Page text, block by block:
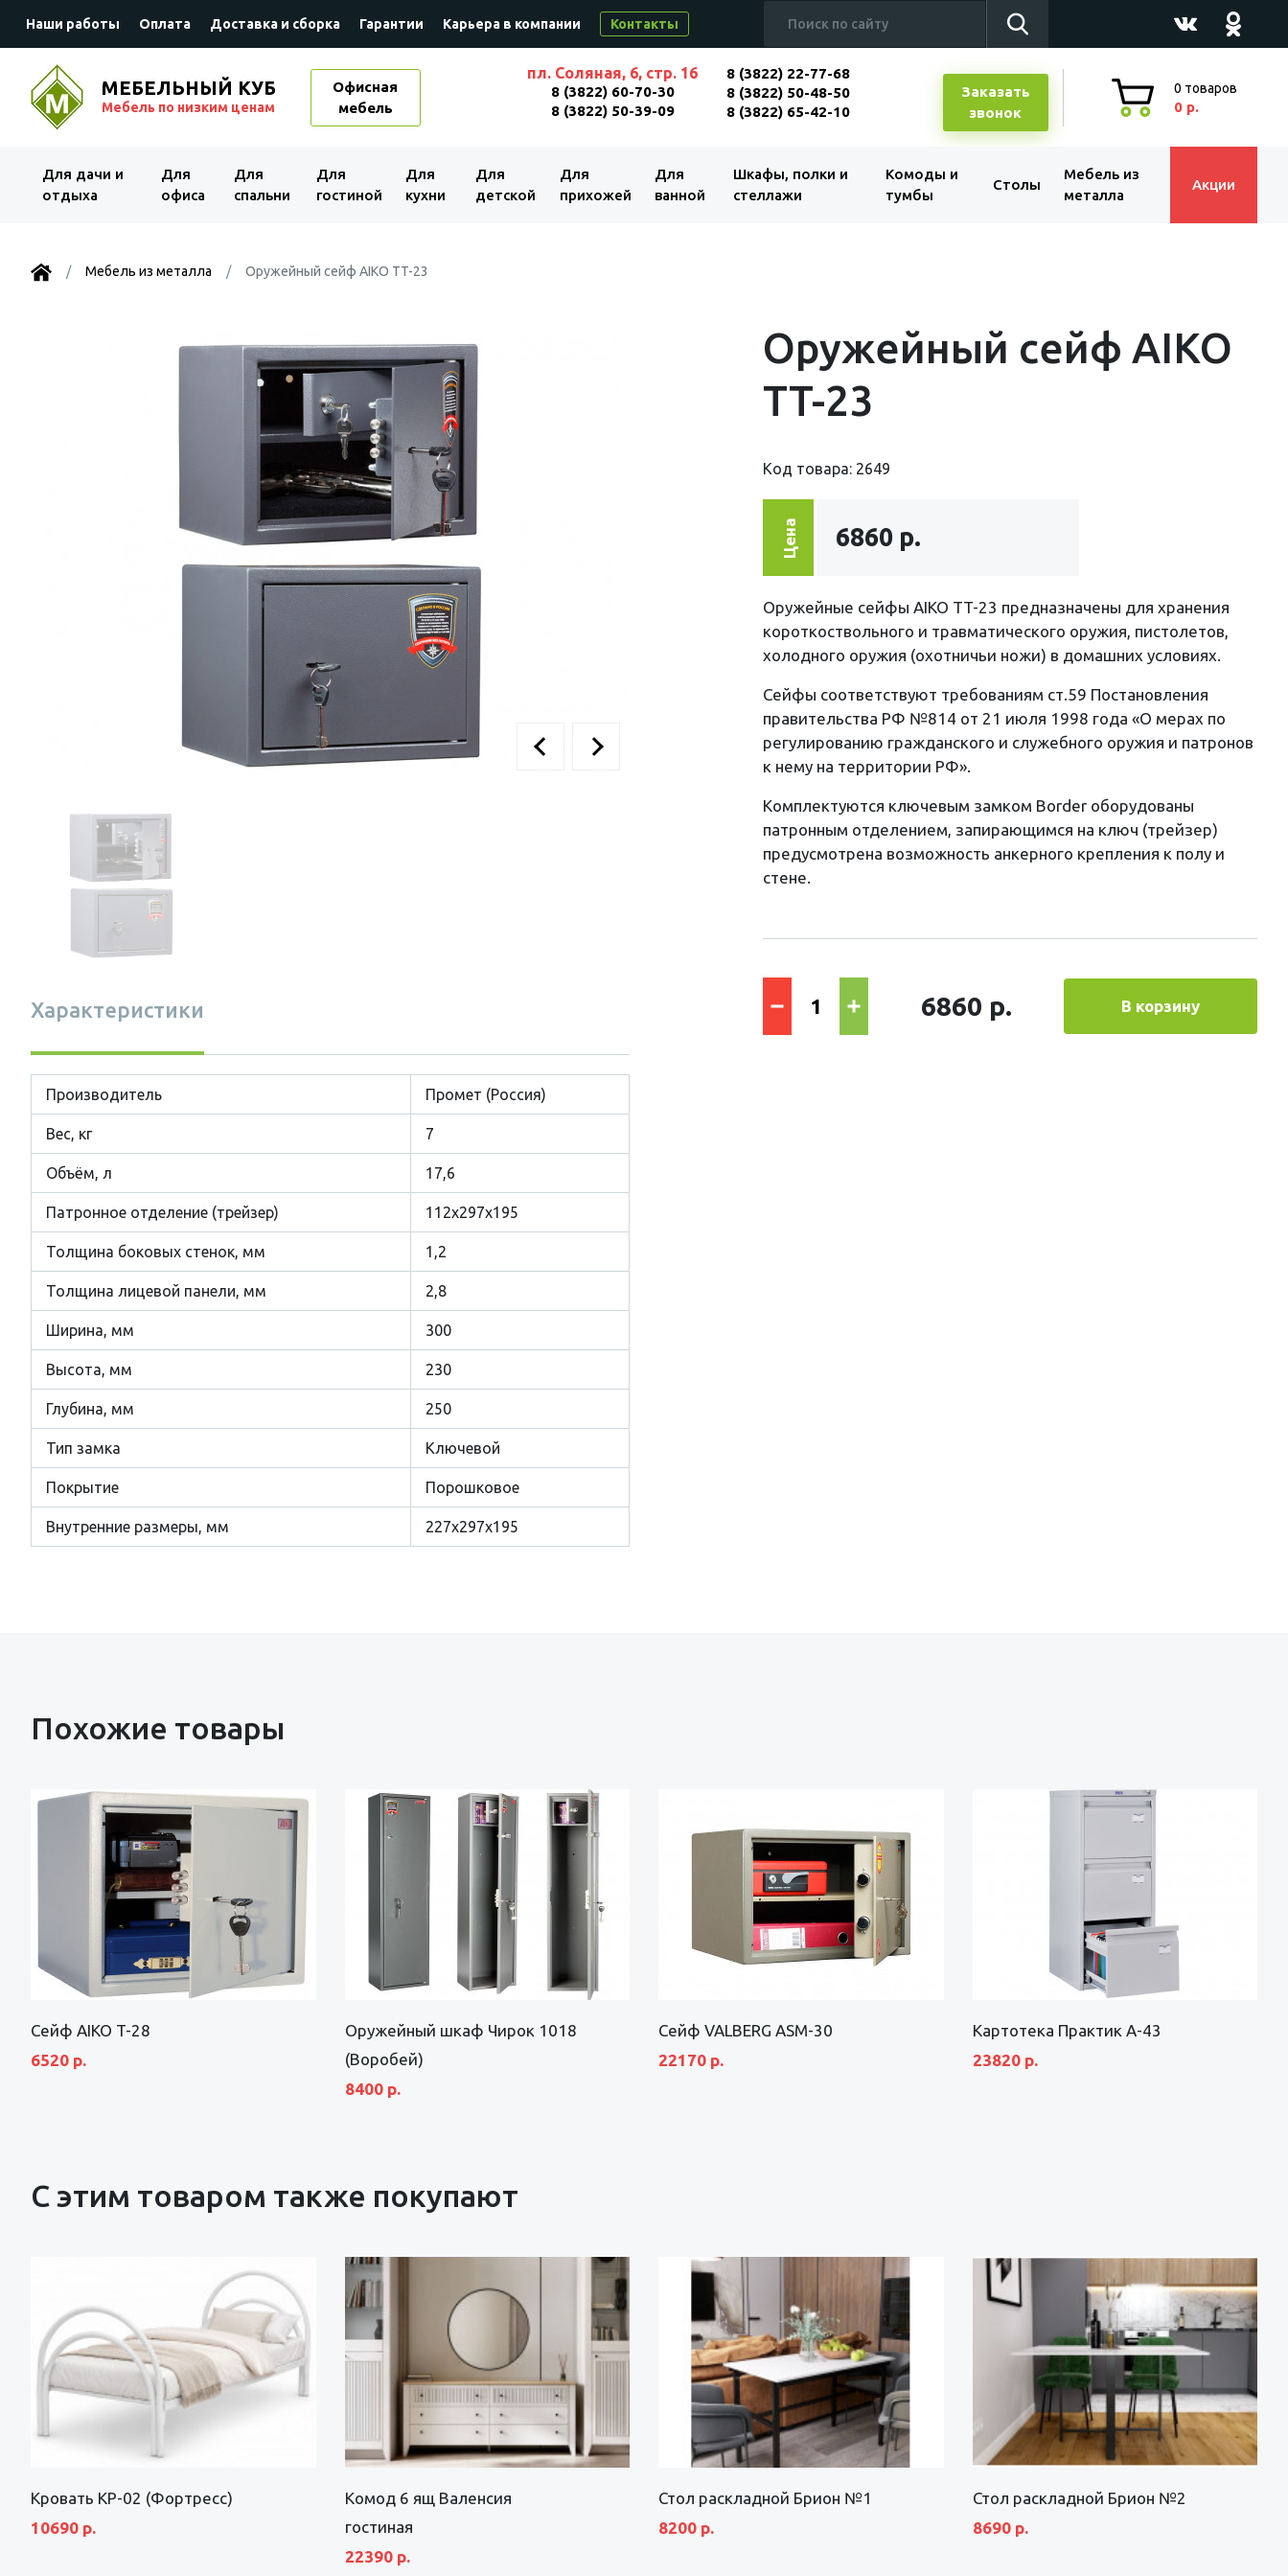
Наши работы Оплата Доставка и сборка Гарантии Карьера в компании Контакты
МЕБЕЛЬНЫЙ КУБ
Мебель по низким ценам
Офисная
мебель
пл. Соляная, 6, стр. 16
8 (3822) 60-70-30
8 (3822) 50-39-09
8 (3822) 22-77-68
8 (3822) 50-48-50
8 (3822) 65-42-10
Заказать
звонок
0 товаров
0 р.
Для дачи и
отдыха
Для
офиса
Для
спальни
Для
гостиной
Для
кухни
Для
детской
Для
прихожей
Для
ванной
Шкафы, полки и
стеллажи
Комоды и
тумбы
Столы
Мебель из
металла
Акции
Мебель из металла Оружейный сейф AIKO TT-23
Характеристики
Производитель Промет (Россия)
Вес, кг 7
Объём, л 17,6
Патронное отделение (трейзер) 112x297x195
Толщина боковых стенок, мм 1,2
Толщина лицевой панели, мм 2,8
Ширина, мм 300
Высота, мм 230
Глубина, мм 250
Тип замка Ключевой
Покрытие Порошковое
Внутренние размеры, мм 227x297x195
Оружейный сейф AIKO
TT-23
Код товара: 2649
Цена 6860 р.
Оружейные сейфы AIKO TT-23 предназначены для хранения
короткоствольного и травматического оружия, пистолетов,
холодного оружия (охотничьи ножи) в домашних условиях.
Сейфы соответствуют требованиям ст.59 Постановления
правительства РФ №814 от 21 июля 1998 года «О мерах по
регулированию гражданского и служебного оружия и патронов
к нему на территории РФ».
Комплектуются ключевым замком Border оборудованы
патронным отделением, запирающимся на ключ (трейзер)
предусмотрена возможность анкерного крепления к полу и
стене.
6860 р. В корзину
Похожие товары
Сейф AIKO T-28
6520 р.
Оружейный шкаф Чирок 1018
(Воробей)
8400 р.
Сейф VALBERG ASM-30
22170 р.
Картотека Практик А-43
23820 р.
С этим товаром также покупают
Кровать КР-02 (Фортресс)
10690 р.
Комод 6 ящ Валенсия
гостиная
22390 р.
Стол раскладной Брион №1
8200 р.
Стол раскладной Брион №2
8690 р.